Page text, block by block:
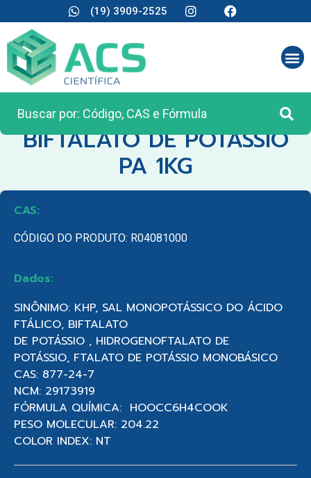
(19) 3909-2525
CATEGORIA:REAGENTES ANALÍTICOS
BIFTALATO DE POTASSIO
PA 1KG
CAS:
CÓDIGO DO PRODUTO: R04081000
Dados:
SINÔNIMO: KHP, SAL MONOPOTÁSSICO DO ÁCIDO
FTÁLICO, BIFTALATO
DE POTÁSSIO , HIDROGENOFTALATO DE
POTÁSSIO, FTALATO DE POTÁSSIO MONOBÁSICO
CAS: 877-24-7
NCM: 29173919
FÓRMULA QUÍMICA: HOOCC6H4COOK
PESO MOLECULAR: 204.22
COLOR INDEX: NT